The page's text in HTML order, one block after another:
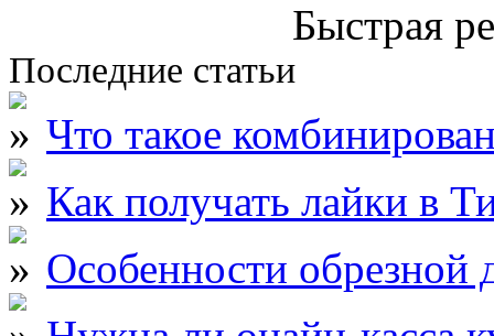
Быстрая
Последние статьи
Что такое
Как получать лайки в
Особенности обрезной